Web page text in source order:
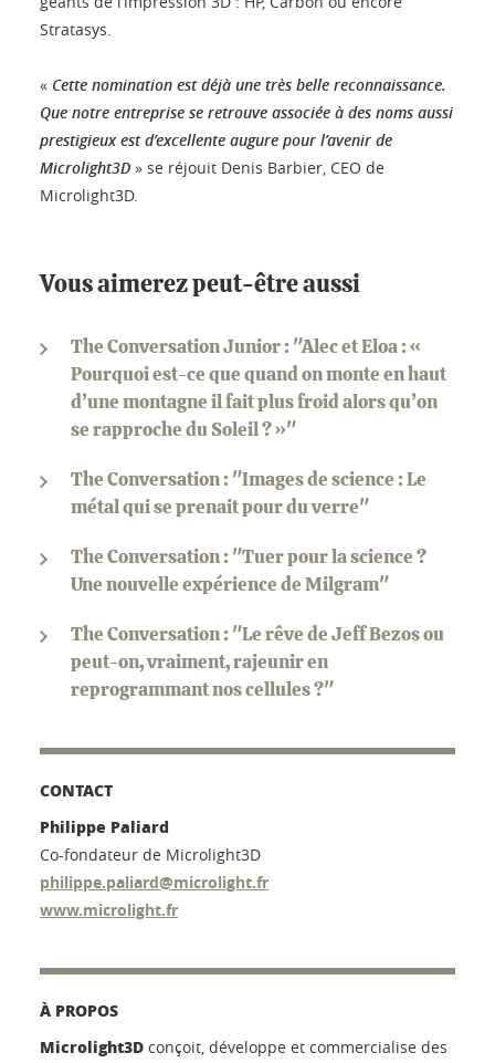
Stratasys.
« Cette nomination est déjà une très belle reconnaissance.
Que notre entreprise se retrouve associée à des noms aussi
prestigieux est d’excellente augure pour l’avenir de
Microlight3D » se réjouit Denis Barbier, CEO de
Microlight3D.
Vous aimerez peut-être aussi
The Conversation Junior : "Alec et Eloa : «
Pourquoi est-ce que quand on monte en haut
d’une montagne il fait plus froid alors qu’on
se rapproche du Soleil ? »"
The Conversation : "Images de science : Le
métal qui se prenait pour du verre"
The Conversation : "Tuer pour la science ?
Une nouvelle expérience de Milgram"
The Conversation : "Le rêve de Jeff Bezos ou
peut-on, vraiment, rajeunir en
reprogrammant nos cellules ?"
CONTACT
Philippe Paliard
Co-fondateur de Microlight3D
philippe.paliard@microlight.fr
www.microlight.fr
À PROPOS
Microlight3D conçoit, développe et commercialise des